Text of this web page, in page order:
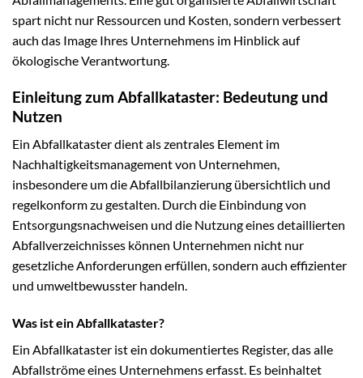
spart nicht nur Ressourcen und Kosten, sondern verbessert
auch das Image Ihres Unternehmens im Hinblick auf
ökologische Verantwortung.
Einleitung zum Abfallkataster: Bedeutung und
Nutzen
Ein Abfallkataster dient als zentrales Element im
Nachhaltigkeitsmanagement von Unternehmen,
insbesondere um die Abfallbilanzierung übersichtlich und
regelkonform zu gestalten. Durch die Einbindung von
Entsorgungsnachweisen und die Nutzung eines detaillierten
Abfallverzeichnisses können Unternehmen nicht nur
gesetzliche Anforderungen erfüllen, sondern auch effizienter
und umweltbewusster handeln.
Was ist ein Abfallkataster?
Ein Abfallkataster ist ein dokumentiertes Register, das alle
Abfallströme eines Unternehmens erfasst. Es beinhaltet